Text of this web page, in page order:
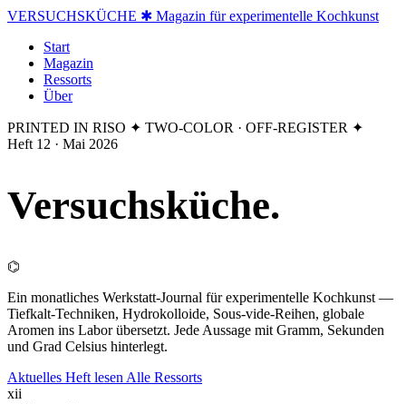
VERSUCHSKÜCHE ✱ Magazin für experimentelle Kochkunst
Start
Magazin
Ressorts
Über
PRINTED IN RISO ✦ TWO-COLOR · OFF-REGISTER ✦
Heft 12 · Mai 2026
Versuchsküche.
⌬
Ein monatliches Werkstatt-Journal für experimentelle Kochkunst —
Tiefkalt-Techniken, Hydrokolloide, Sous-vide-Reihen, globale
Aromen ins Labor übersetzt. Jede Aussage mit Gramm, Sekunden
und Grad Celsius hinterlegt.
Aktuelles Heft lesen Alle Ressorts
xii